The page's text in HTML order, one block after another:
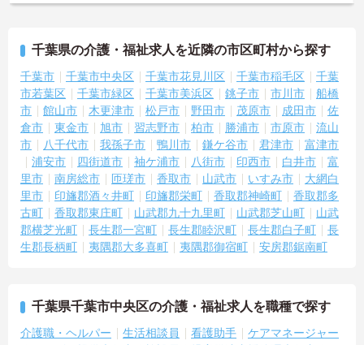
千葉県の介護・福祉求人を近隣の市区町村から探す
千葉市 千葉市中央区 千葉市花見川区 千葉市稲毛区
千葉
市若葉区
千葉市緑区 千葉市美浜区 銚子市 市川市
船橋
市
館山市 木更津市 松戸市 野田市 茂原市 成田市
佐
倉市
東金市 旭市 習志野市 柏市 勝浦市 市原市
流山
市
八千代市 我孫子市 鴨川市 鎌ケ谷市 君津市
富津市
浦安市
四街道市 袖ケ浦市 八街市 印西市 白井市
富
里市
南房総市 匝瑳市 香取市 山武市 いすみ市
大網白
里市
印旛郡酒々井町 印旛郡栄町 香取郡神崎町
香取郡多
古町
香取郡東庄町 山武郡九十九里町 山武郡芝山町
山武
郡横芝光町
長生郡一宮町 長生郡睦沢町 長生郡白子町
長
生郡長柄町
夷隅郡大多喜町 夷隅郡御宿町 安房郡鋸南町
千葉県千葉市中央区の介護・福祉求人を職種で探す
介護職・ヘルパー 生活相談員 看護助手
ケアマネージャー